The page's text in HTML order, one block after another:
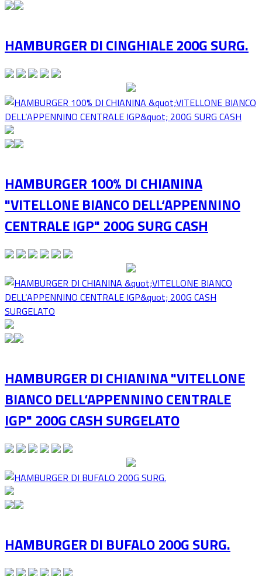
HAMBURGER DI CINGHIALE 200G SURG.
HAMBURGER 100% DI CHIANINA
"VITELLONE BIANCO DELL‘APPENNINO
CENTRALE IGP" 200G SURG CASH
HAMBURGER DI CHIANINA "VITELLONE
BIANCO DELL‘APPENNINO CENTRALE
IGP" 200G CASH SURGELATO
HAMBURGER DI BUFALO 200G SURG.